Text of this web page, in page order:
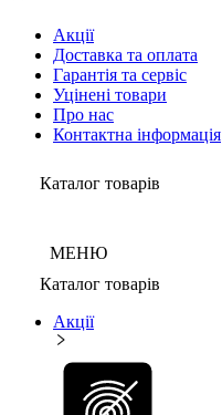
Акції
Доставка та оплата
Гарантія та сервіс
Уцінені товари
Про нас
Контактна інформація
Каталог товарів
МЕНЮ
Каталог товарів
Акції